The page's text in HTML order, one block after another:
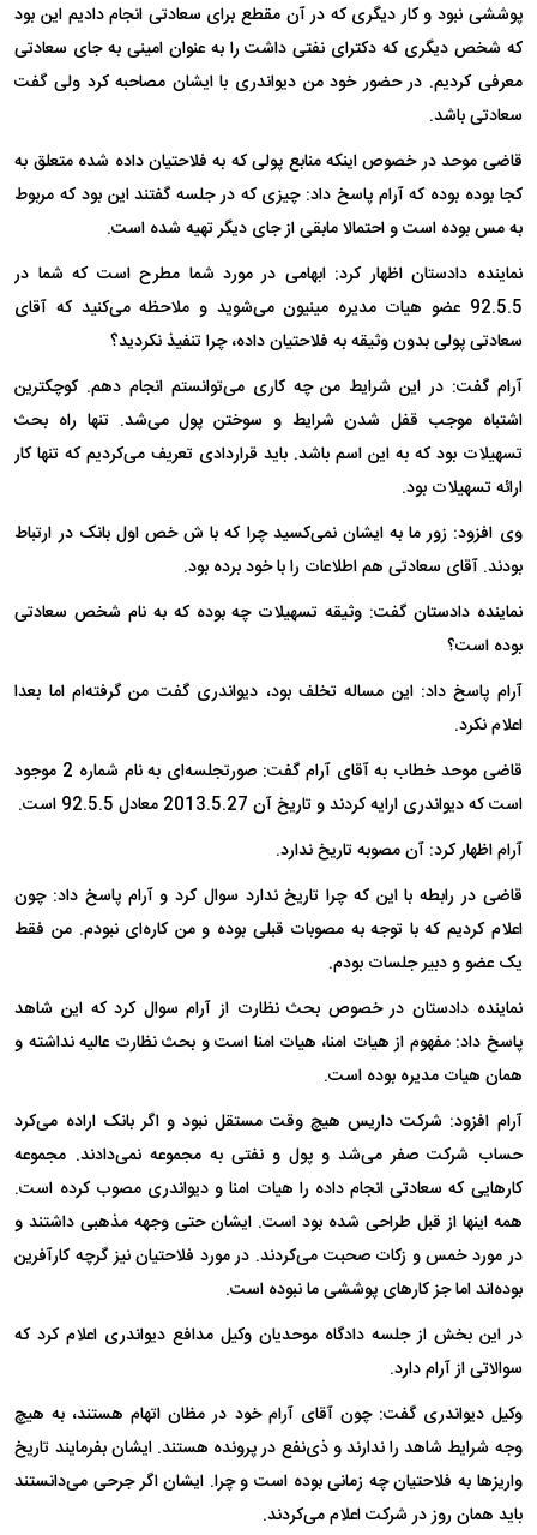
پوششی نبود و کار دیگری که در آن مقطع برای سعادتی انجام دادیم این بود
که شخص دیگری که دکترای نفتی داشت را به عنوان امینی به جای سعادتی
معرفی کردیم. در حضور خود من دیواندری با ایشان مصاحبه کرد ولی گفت
سعادتی باشد.
قاضی موحد در خصوص اینکه منابع پولی که به فلاحتیان داده شده متعلق به
کجا بوده بوده که آرام پاسخ داد: چیزی که در جلسه گفتند این بود که مربوط
به مس بوده است و احتمالا مابقی از جای دیگر تهیه شده است.
نماینده دادستان اظهار کرد: ابهامی در مورد شما مطرح است که شما در
92.5.5 عضو هیات مدیره مینیون می‌شوید و ملاحظه می‌کنید که آقای
سعادتی پولی بدون وثیقه به فلاحتیان داده، چرا تنفیذ نکردید؟
آرام گفت: در این شرایط من چه کاری می‌توانستم انجام دهم. کوچکترین
اشتباه موجب قفل شدن شرایط و سوختن پول می‌شد. تنها راه بحث
تسهیلات بود که به این اسم باشد. باید قراردادی تعریف می‌کردیم که تنها کار
ارائه تسهیلات بود.
وی افزود: زور ما به ایشان نمی‌کسید چرا که با ش خص اول بانک در ارتباط
بودند. آقای سعادتی هم اطلاعات را با خود برده بود.
نماینده دادستان گفت: وثیقه تسهیلات چه بوده که به نام شخص سعادتی
بوده است؟
آرام پاسخ داد: این مساله تخلف بود، دیواندری گفت من گرفته‌ام اما بعدا
اعلام نکرد.
قاضی موحد خطاب به آقای آرام گفت: صورتجلسه‌ای به نام شماره 2 موجود
است که دیواندری ارایه کردند و تاریخ آن 2013.5.27 معادل 92.5.5 است.
آرام اظهار کرد: آن مصوبه تاریخ ندارد.
قاضی در رابطه با این که چرا تاریخ ندارد سوال کرد و آرام پاسخ داد: چون
اعلام کردیم که با توجه به مصوبات قبلی بوده و من کاره‌ای نبودم. من فقط
یک عضو و دبیر جلسات بودم.
نماینده دادستان در خصوص بحث نظارت از آرام سوال کرد که این شاهد
پاسخ داد: مفهوم از هیات امنا، هیات امنا است و بحث نظارت عالیه نداشته و
همان هیات مدیره بوده است.
آرام افزود: شرکت داریس هیچ وقت مستقل نبود و اگر بانک اراده می‌کرد
حساب شرکت صفر می‌شد و پول و نفتی به مجموعه نمی‌دادند. مجموعه
کارهایی که سعادتی انجام داده را هیات امنا و دیواندری مصوب کرده است.
همه اینها از قبل طراحی شده بود است. ایشان حتی وجهه مذهبی داشتند و
در مورد خمس و زکات صحبت می‌کردند. در مورد فلاحتیان نیز گرچه کارآفرین
بوده‌اند اما جز کارهای پوششی ما نبوده است.
در این بخش از جلسه دادگاه موحدیان وکیل مدافع دیواندری اعلام کرد که
سوالاتی از آرام دارد.
وکیل دیواندری گفت: چون آقای آرام خود در مظان اتهام هستند، به هیچ
وجه شرایط شاهد را ندارند و ذی‌نفع در پرونده هستند. ایشان بفرمایند تاریخ
واریزها به فلاحتیان چه زمانی بوده است و چرا. ایشان اگر جرحی می‌دانستند
باید همان روز در شرکت اعلام می‌کردند.